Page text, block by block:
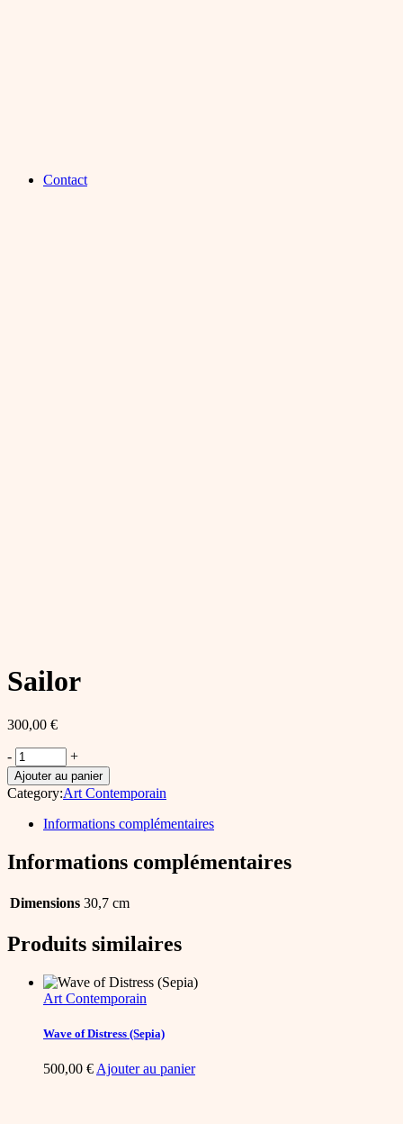
Contact
Sailor
300,00 €
Sailor
quantity
- +
Ajouter au panier
Category:Art Contemporain
Informations complémentaires
Informations complémentaires
Dimensions 30,7 cm
Produits similaires
Art Contemporain
Wave of Distress (Sepia)
500,00 € Ajouter au panier